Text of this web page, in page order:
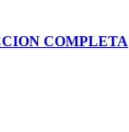
COMPLETA